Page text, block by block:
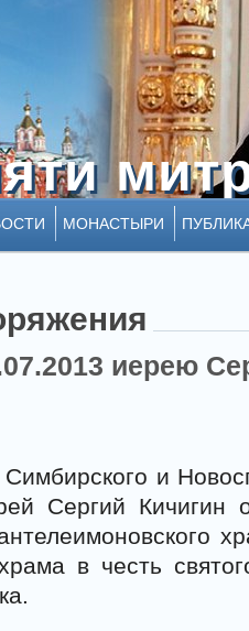
МОНАСТЫРИ
иерею
Симбирского и
Сергий Кичигин
в честь